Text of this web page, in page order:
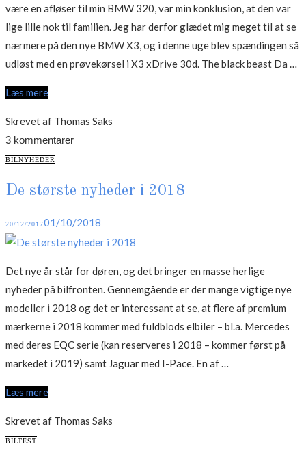
være en afløser til min BMW 320, var min konklusion, at den var
lige lille nok til familien. Jeg har derfor glædet mig meget til at se
nærmere på den nye BMW X3, og i denne uge blev spændingen så
udløst med en prøvekørsel i X3 xDrive 30d. The black beast Da …
Læs mere
Skrevet af Thomas Saks
3 kommentarer
CATEGORIES
BILNYHEDER
De største nyheder i 2018
Posted
on
20/12/201701/10/2018
Det nye år står for døren, og det bringer en masse herlige
nyheder på bilfronten. Gennemgående er der mange vigtige nye
modeller i 2018 og det er interessant at se, at flere af premium
mærkerne i 2018 kommer med fuldblods elbiler – bl.a. Mercedes
med deres EQC serie (kan reserveres i 2018 – kommer først på
markedet i 2019) samt Jaguar med I-Pace. En af …
Læs mere
Skrevet af Thomas Saks
CATEGORIES
BILTEST